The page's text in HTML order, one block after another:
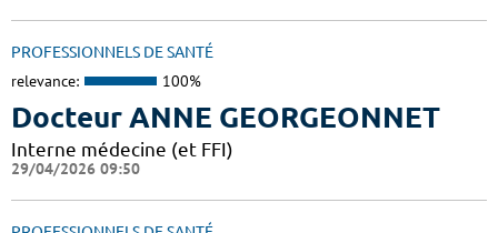
PROFESSIONNELS DE SANTÉ
relevance: 100%
Docteur ANNE GEORGEONNET
Interne médecine (et FFI)
29/04/2026 09:50